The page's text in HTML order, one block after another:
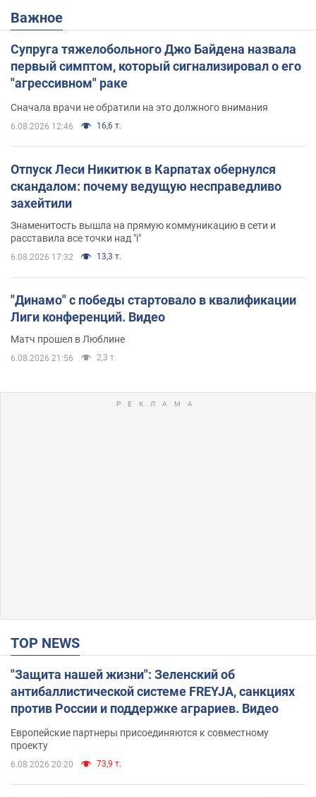
Важное
Супруга тяжелобольного Джо Байдена назвала
первый симптом, который сигнализировал о его
"агрессивном" раке
Сначала врачи не обратили на это должного внимания
6.08.2026 12:46 16,6 т.
Отпуск Леси Никитюк в Карпатах обернулся
скандалом: почему ведущую несправедливо
захейтили
Знаменитость вышла на прямую коммуникацию в сети и
расставила все точки над "i"
6.08.2026 17:32 13,3 т.
"Динамо" с победы стартовало в квалификации
Лиги конференций. Видео
Матч прошел в Люблине
6.08.2026 21:56 2,3 т.
TOP NEWS
"Защита нашей жизни": Зеленский об
антибаллистической системе FREYJA, санкциях
против России и поддержке аграриев. Видео
Европейские партнеры присоединяются к совместному
проекту
6.08.2026 20:20 73,9 т.